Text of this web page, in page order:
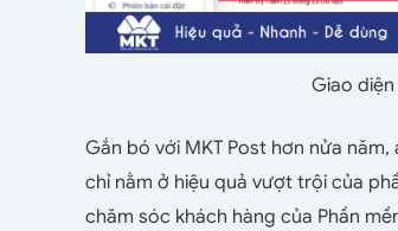
Giao
Gắn bó với MKT Post hơn nửa
chỉ nằm ở hiệu quả vượt trội của
chăm sóc khách hàng của Phần